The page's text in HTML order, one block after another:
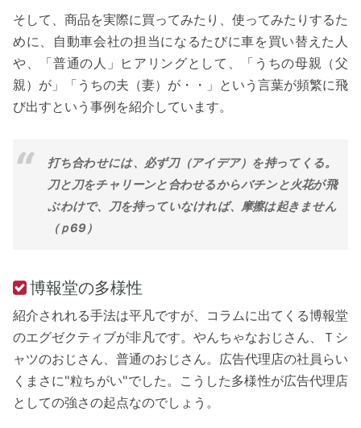
そして、商品を実際に買ってみたり、使ってみたりするた
めに、自動車会社の担当になるたびに車を買い替えた人
や、「普通の人」ヒアリングとして、「うちの母親（父
親）が」「うちの夫（妻）が・・」という言葉が頻繁に飛
び出すという事例を紹介しています。
打ち合わせには、必ず刀（アイデア）を持ってくる。
刀と刀をチャリーンと合わせるからバチンと火花が飛
ぶわけで、刀を持っていなければ、摩擦は起きません
（ｐ69）
博報堂の多様性
紹介されれる手法は平凡ですが、コラムに出てくる博報堂
のエグゼクティブが非凡です。やんちゃなおじさん、Ｔシ
ャツのおじさん、普通のおじさん。広告代理店の社員らい
くまさに"粒ちがい"でした。こうした多様性が広告代理店
としての強さの起点なのでしょう。